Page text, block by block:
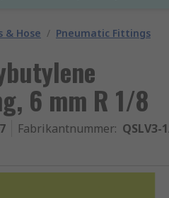
& Hose / Pneumatic Fittings
6 mm R 1/8
Fabrikantnummer: QSLV3-